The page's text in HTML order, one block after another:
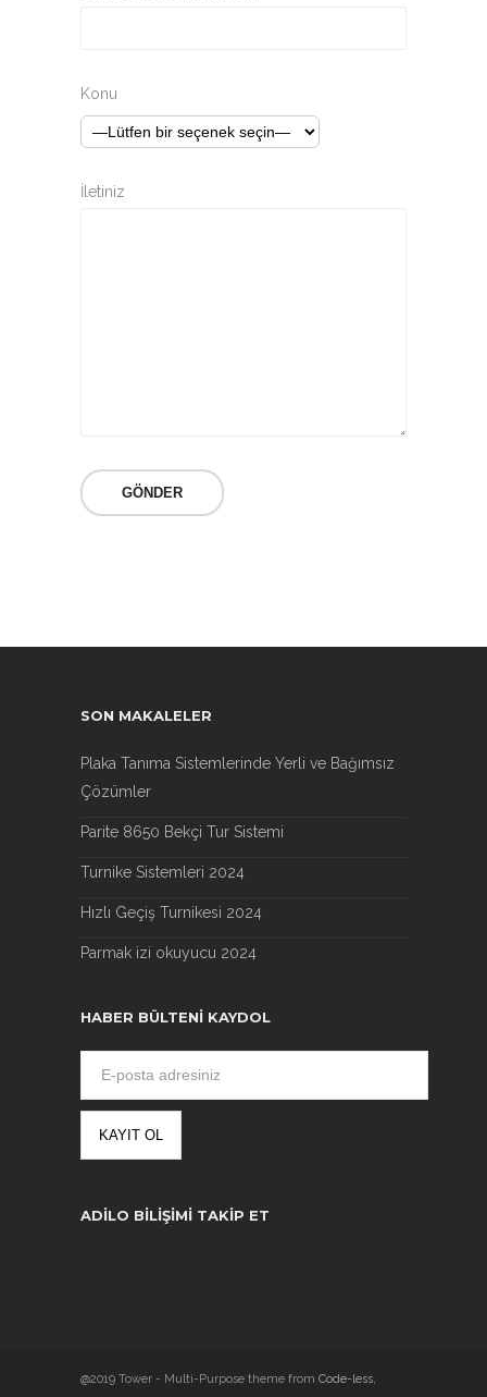
Konu
İletiniz
SON MAKALELER
Plaka Tanıma Sistemlerinde Yerli ve Bağımsız
Çözümler
Parite 8650 Bekçi Tur Sistemi
Turnike Sistemleri 2024
Hızlı Geçiş Turnikesi 2024
Parmak izi okuyucu 2024
HABER BÜLTENI KAYDOL
ADILO BILIŞIMI TAKIP ET
@2019 Tower - Multi-Purpose theme from Code-less,